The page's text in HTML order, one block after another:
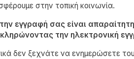
στην τοπική κοινωνία.
εγγραφή σας είναι
την ηλεκτρονική
δεν ξεχνάτε να ενημερώσετε